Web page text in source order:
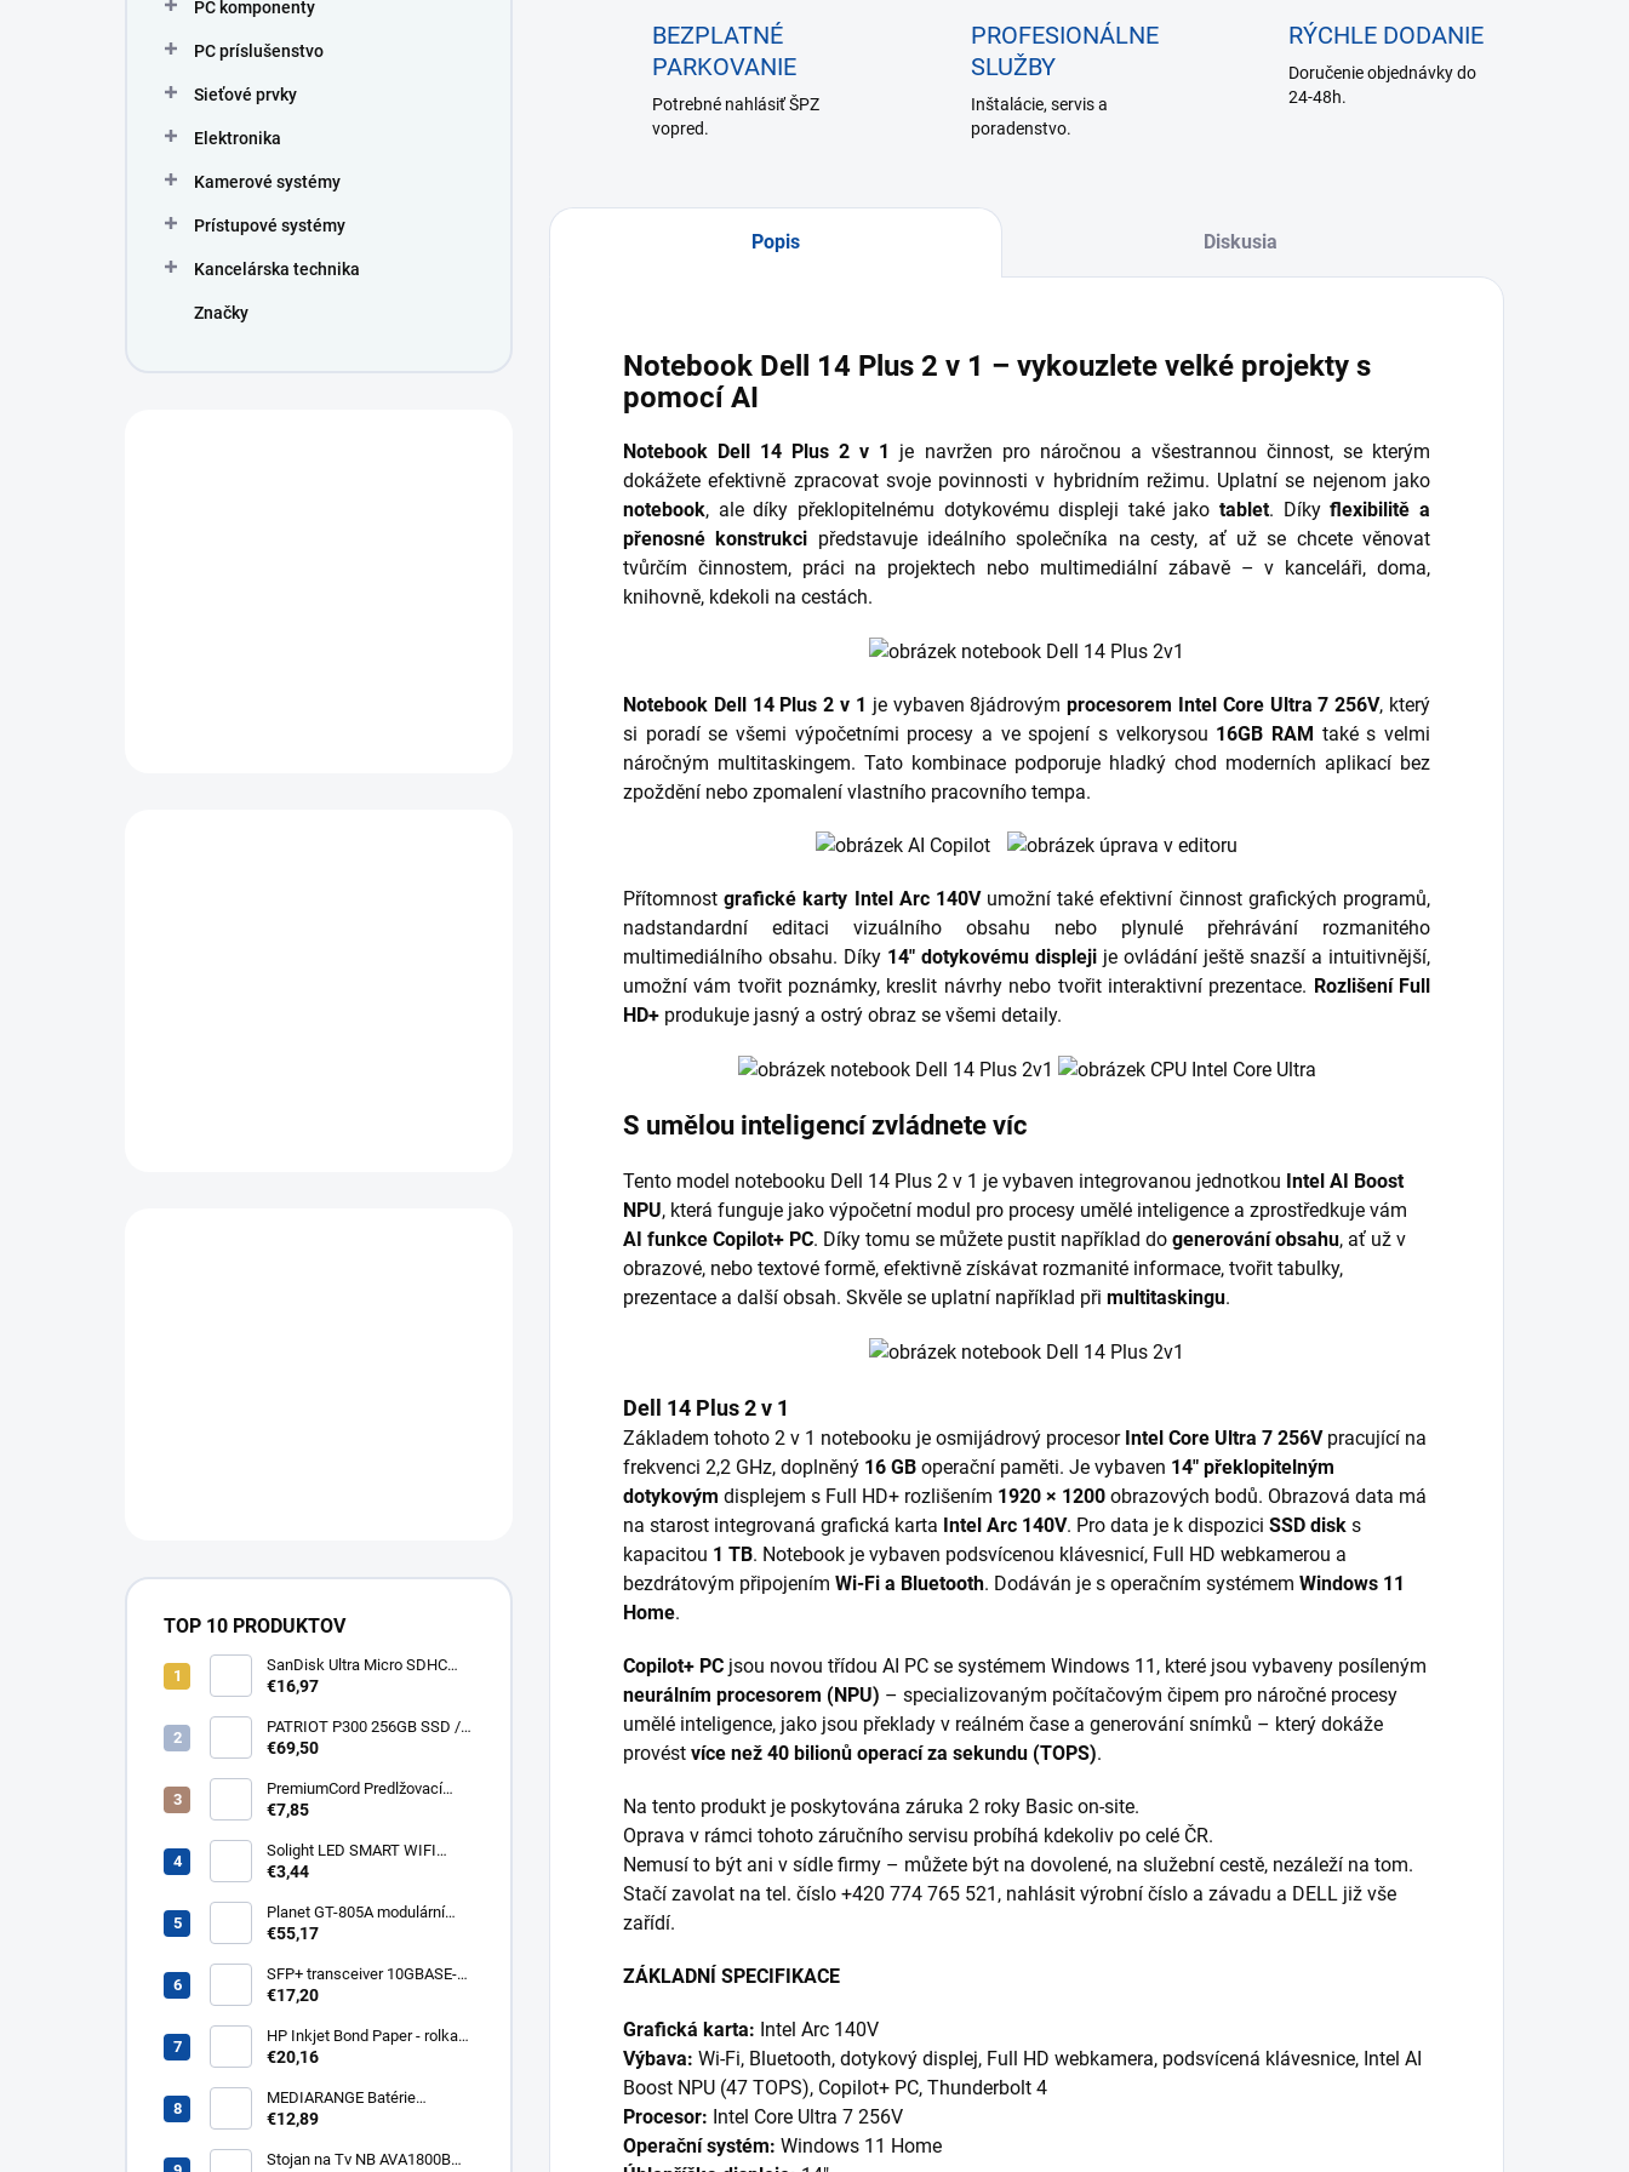
PC komponenty
PC príslušenstvo
Sieťové prvky
Elektronika
Kamerové systémy
Prístupové systémy
Kancelárska technika
Značky
TOP 10 PRODUKTOV
SanDisk Ultra Micro SDHC
32GB 120MB/s A1+ada
€16,97
PATRIOT P300 256GB SSD /
Interní / M.2 PCIe Gen3 x4
P300P256GM28
€69,50
PremiumCord Predlžovací
kábel - sieť 230V, IEC 320 C13
€7,85
Solight LED SMART WIFI
žiarovka, GU10, 5W, RGB,
€3,44
Planet GT-805A modulární
konvertor Gigabit
805A
€55,17
SFP+ transceiver 10GBASE-
SR/SW, multirate, MM, OM3-
850nm VCSEL, LC dup., DMI ,
DELL komp.. SFP-PLUS-SR-
€17,20
HP Inkjet Bond Paper - rolka
24'' Q1396A
€20,16
MEDIARANGE Batérie
nabíjateľné AAA, USB-C, 4ks
€12,89
Stojan na Tv NB AVA1800B
BEZPLATNÉ
PARKOVANIE
Potrebné nahlásiť ŠPZ
vopred.
PROFESIONÁLNE
SLUŽBY
Inštalácie, servis a
poradenstvo.
RÝCHLE DODANIE
Doručenie objednávky do
24-48h.
Popis Diskusia
Notebook Dell 14 Plus 2 v 1 – vykouzlete velké projekty s
pomocí AI
Notebook Dell 14 Plus 2 v 1 je navržen pro náročnou a všestrannou činnost, se kterým
dokážete efektivně zpracovat svoje povinnosti v hybridním režimu. Uplatní se nejenom jako
notebook, ale díky překlopitelnému dotykovému displeji také jakotablet. Díkyflexibilitě a
přenosné konstrukci představuje ideálního společníka na cesty, ať už se chcete věnovat
tvůrčím činnostem, práci na projektech nebo multimediální zábavě – v kanceláři, doma,
knihovně, kdekoli na cestách.
Notebook Dell 14 Plus 2 v 1 je vybaven 8jádrovým procesorem Intel Core Ultra 7 256V, který
si poradí se všemi výpočetními procesy a ve spojení s velkorysou 16GB RAM také s velmi
náročným multitaskingem. Tato kombinace podporuje hladký chod moderních aplikací bez
zpoždění nebo zpomalení vlastního pracovního tempa.
Přítomnostgrafické karty Intel Arc 140Vumožní také efektivní činnost grafických programů,
nadstandardní editaci vizuálního obsahu nebo plynulé přehrávání rozmanitého
multimediálního obsahu. Díky 14" dotykovému displeji je ovládání ještě snazší a intuitivnější,
umožní vám tvořit poznámky, kreslit návrhy nebo tvořit interaktivní prezentace. Rozlišení Full
HD+ produkuje jasný a ostrý obraz se všemi detaily.
S umělou inteligencí zvládnete víc
Tento model notebooku Dell 14 Plus 2 v 1 je vybaven integrovanou jednotkou Intel AI Boost
NPU, která funguje jako výpočetní modul pro procesy umělé inteligence a zprostředkuje vám
AI funkce Copilot+ PC. Díky tomu se můžete pustit například do generování obsahu, ať už v
obrazové, nebo textové formě, efektivně získávat rozmanité informace, tvořit tabulky,
prezentace a další obsah. Skvěle se uplatní například při multitaskingu.
Dell 14 Plus 2 v 1
Základem tohoto 2 v 1 notebooku je osmijádrový procesor Intel Core Ultra 7 256Vpracující na
frekvenci 2,2 GHz, doplněný 16 GB operační paměti. Je vybaven 14" překlopitelným
dotykovým displejem s Full HD+ rozlišením 1920 × 1200 obrazových bodů. Obrazová data má
na starost integrovaná grafická karta Intel Arc 140V. Pro data je k dispozici SSD disk s
kapacitou 1 TB. Notebook je vybaven podsvícenou klávesnicí, Full HD webkamerou a
bezdrátovým připojením Wi-Fi a Bluetooth. Dodáván je s operačním systémem Windows 11
Home.
Copilot+ PC jsou novou třídou AI PC se systémem Windows 11, které jsou vybaveny posíleným
neurálním procesorem (NPU) – specializovaným počítačovým čipem pro náročné procesy
umělé inteligence, jako jsou překlady v reálném čase a generování snímků – který dokáže
provést více než 40 bilionů operací za sekundu (TOPS).
Na tento produkt je poskytována záruka 2 roky Basic on-site.
Oprava v rámci tohoto záručního servisu probíhá kdekoliv po celé ČR.
Nemusí to být ani v sídle firmy – můžete být na dovolené, na služební cestě, nezáleží na tom.
Stačí zavolat na tel. číslo +420 774 765 521, nahlásit výrobní číslo a závadu a DELL již vše
zařídí.
ZÁKLADNÍ SPECIFIKACE
Grafická karta: Intel Arc 140V
Výbava: Wi-Fi, Bluetooth, dotykový displej, Full HD webkamera, podsvícená klávesnice, Intel AI
Boost NPU (47 TOPS), Copilot+ PC, Thunderbolt 4
Procesor: Intel Core Ultra 7 256V
Operační systém: Windows 11 Home